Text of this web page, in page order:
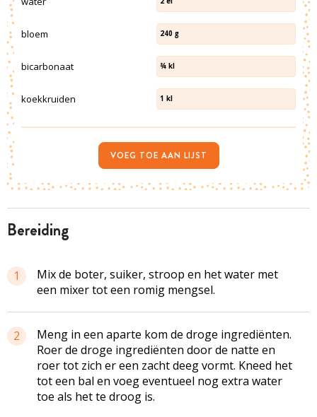
bereiding
1
Mix de boter, suiker, stroop en het water met
een mixer tot een romig mengsel.
2
Meng in een aparte kom de droge ingrediënten.
Roer de droge ingrediënten door de natte en
roer tot zich er een zacht deeg vormt. Kneed het
tot een bal en voeg eventueel nog extra water
toe als het te droog is.
bloem 240 g
bicarbonaat ¾ kl
koekkruiden 1 kl
VOEG TOE AAN LIJST